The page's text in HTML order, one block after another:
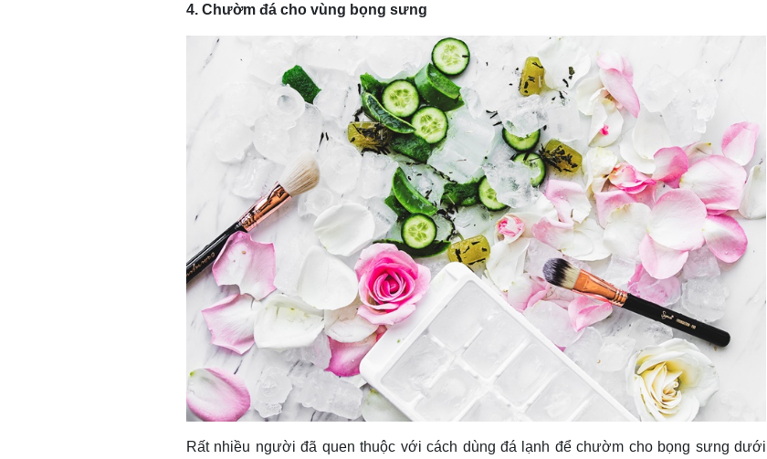
4. Chườm đá cho vùng bọng sưng
Rất nhiều người đã quen thuộc với cách dùng đá lạnh để chườm cho bọng sưng dưới